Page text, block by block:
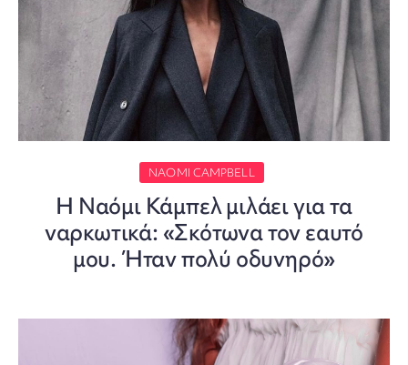
NAOMI CAMPBELL
Η Ναόμι Κάμπελ μιλάει για τα
ναρκωτικά: «Σκότωνα τον εαυτό
μου. Ήταν πολύ οδυνηρό»